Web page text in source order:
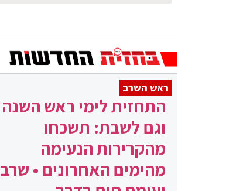
ראש השרב
התחזית לימי ראש השנה
וגם לשבת: תשכחו
מהקרירות הנעימה
מהימים האחרונים • שרב